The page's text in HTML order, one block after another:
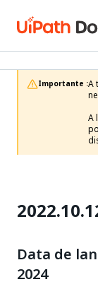
Importante :A
A
Data de
2024